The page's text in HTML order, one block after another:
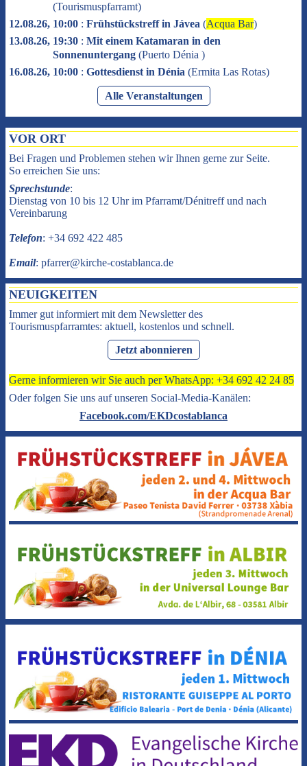
(Tourismuspfarramt)
12.08.26, 10:00 : Frühstückstreff in Jávea (Acqua Bar)
13.08.26, 19:30 : Mit einem Katamaran in den
Sonnenuntergang (Puerto Dénia )
16.08.26, 10:00 : Gottesdienst in Dénia (Ermita Las Rotas)
Alle Veranstaltungen
VOR ORT
Bei Fragen und Problemen stehen wir Ihnen gerne zur Seite.
So erreichen Sie uns:
Sprechstunde:
Dienstag von 10 bis 12 Uhr im Pfarramt/Dénitreff und nach
Vereinbarung
Telefon: +34 692 422 485
Email: pfarrer@kirche-costablanca.de
NEUIGKEITEN
Immer gut informiert mit dem Newsletter des
Tourismuspfarramtes: aktuell, kostenlos und schnell.
Jetzt abonnieren
Gerne informieren wir Sie auch per WhatsApp: +34 692 42 24 85
Oder folgen Sie uns auf unseren Social-Media-Kanälen:
Facebook.com/EKDcostablanca